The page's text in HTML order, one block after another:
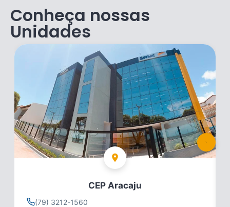
Conheça nossas
Unidades
CEP Aracaju
(79) 3212-1560